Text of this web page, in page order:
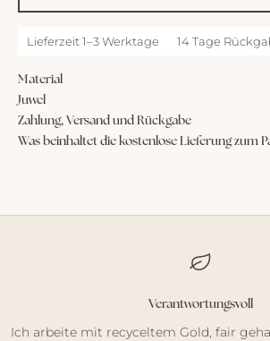
Lieferzeit 1–3 Werktage 14 Tage
Material
Juwel
Zahlung, Versand und Rückgabe
Was beinhaltet die kostenlose Lieferung zum
Verantwortungsvoll
Ich arbeite mit recyceltem Gold, fair